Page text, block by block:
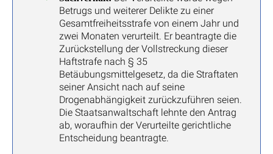
Betrugs und weiterer Delikte zu einer
Gesamtfreiheitsstrafe von einem Jahr und
zwei Monaten verurteilt. Er beantragte die
Zurückstellung der Vollstreckung dieser
Haftstrafe nach § 35
Betäubungsmittelgesetz, da die Straftaten
seiner Ansicht nach auf seine
Drogenabhängigkeit zurückzuführen seien.
Die Staatsanwaltschaft lehnte den Antrag
ab, woraufhin der Verurteilte gerichtliche
Entscheidung beantragte.